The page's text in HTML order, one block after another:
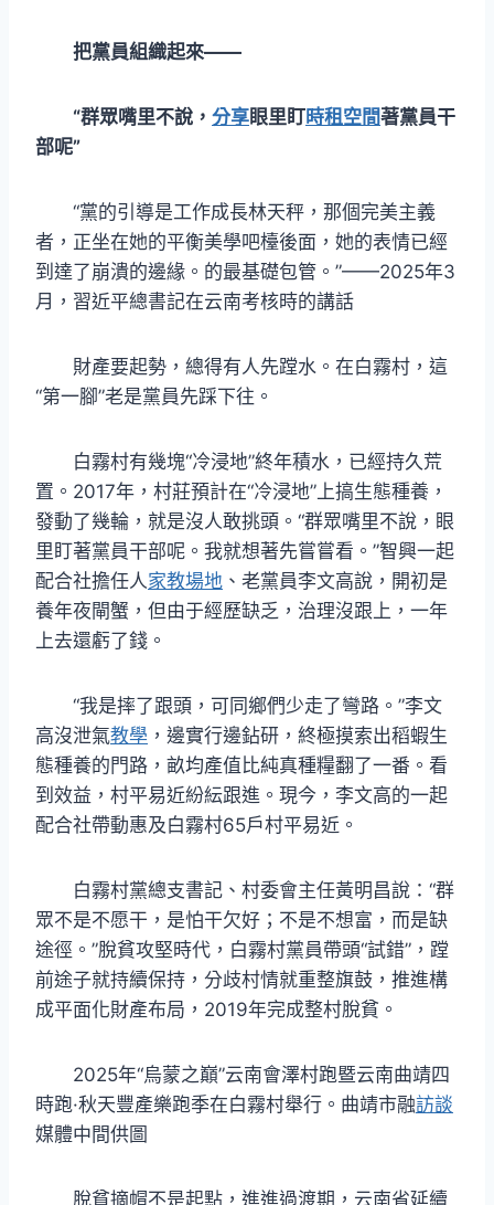
把黨員組織起來——
“群眾嘴里不說， 分享眼里盯時租空間著黨員干
部呢”
“黨的引導是工作成長林天秤，那個完美主義
者，正坐在她的平衡美學吧檯後面，她的表情已經
到達了崩潰的邊緣。的最基礎包管。”——2025年3
月，習近平總書記在云南考核時的講話
財產要起勢，總得有人先蹚水。在白霧村，這
“第一腳”老是黨員先踩下往。
白霧村有幾塊“冷浸地”終年積水，已經持久荒
置。2017年，村莊預計在“冷浸地”上搞生態種養，
發動了幾輪，就是沒人敢挑頭。“群眾嘴里不說，眼
里盯著黨員干部呢。我就想著先嘗嘗看。”智興一起
配合社擔任人家教場地 、老黨員李文高說，開初是
養年夜閘蟹，但由于經歷缺乏，治理沒跟上，一年
上去還虧了錢。
“我是摔了跟頭，可同鄉們少走了彎路。”李文
高沒泄氣教學 ，邊實行邊鉆研，終極摸索出稻蝦生
態種養的門路，畝均產值比純真種糧翻了一番。看
到效益，村平易近紛紜跟進。現今，李文高的一起
配合社帶動惠及白霧村65戶村平易近。
白霧村黨總支書記、村委會主任黃明昌說：“群
眾不是不愿干，是怕干欠好；不是不想富，而是缺
途徑。”脫貧攻堅時代，白霧村黨員帶頭“試錯”，蹚
前途子就持續保持，分歧村情就重整旗鼓，推進構
成平面化財產布局，2019年完成整村脫貧。
2025年“烏蒙之巔”云南會澤村跑暨云南曲靖四
時跑·秋天豐產樂跑季在白霧村舉行。曲靖市融訪談
媒體中間供圖
脫貧摘帽不是起點，進進過渡期，云南省延續